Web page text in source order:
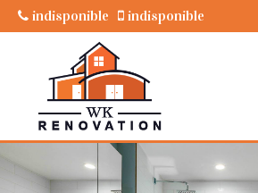
indisponible indisponible